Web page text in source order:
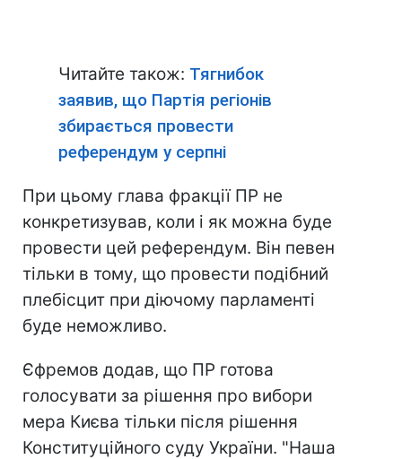
Читайте також: Тягнибок
заявив, що Партія регіонів
збирається провести
референдум у серпні
При цьому глава фракції ПР не
конкретизував, коли і як можна буде
провести цей референдум. Він певен
тільки в тому, що провести подібний
плебісцит при діючому парламенті
буде неможливо.
Єфремов додав, що ПР готова
голосувати за рішення про вибори
мера Києва тільки після рішення
Конституційного суду України. "Наша